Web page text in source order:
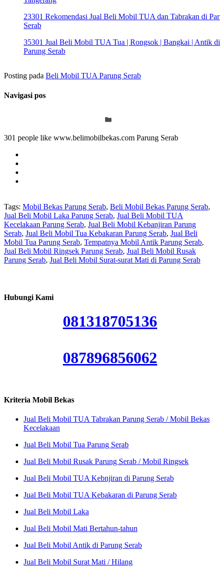
23301 Rekomendasi Jual Beli Mobil TUA dan Tabrakan di
Serab
35301 Jual Beli Mobil TUA Tua | Rongsok | Bangkai | Antik di
Parung Serab
Posting pada Beli Mobil TUA Parung Serab
Navigasi pos
301 people like www.belimobilbekas.com Parung Serab
Tags: Mobil Bekas Parung Serab, Beli Mobil Bekas Parung Serab,
Jual Beli Mobil Laka Parung Serab, Jual Beli Mobil TUA
Kecelakaan Parung Serab, Jual Beli Mobil Kebanjiran Parung
Serab, Jual Beli Mobil Tua Kebakaran Parung Serab, Jual Beli
Mobil Tua Parung Serab, Tempatnya Mobil Antik Parung Serab,
Jual Beli Mobil Ringsek Parung Serab, Jual Beli Mobil Rusak
Parung Serab, Jual Beli Mobil Surat-surat Mati di Parung Serab
Hubungi Kami
081318705136
087896856062
Kriteria Mobil Bekas
Jual Beli Mobil TUA Tabrakan Parung Serab / Mobil Bekas
Kecelakaan
Jual Beli Mobil Tua Parung Serab
Jual Beli Mobil Rusak Parung Serab / Mobil Ringsek
Jual Beli Mobil TUA Kebnjiran di Parung Serab
Jual Beli Mobil TUA Kebakaran di Parung Serab
Jual Beli Mobil Laka
Jual Beli Mobil Mati Bertahun-tahun
Jual Beli Mobil Antik di Parung Serab
Jual Beli Mobil Surat Mati / Hilang